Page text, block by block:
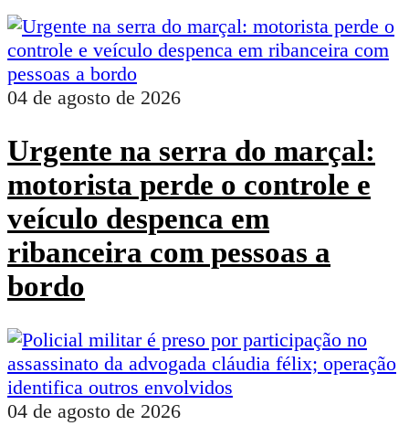
04 de agosto de 2026
Urgente na serra do marçal:
motorista perde o controle e
veículo despenca em
ribanceira com pessoas a
bordo
04 de agosto de 2026